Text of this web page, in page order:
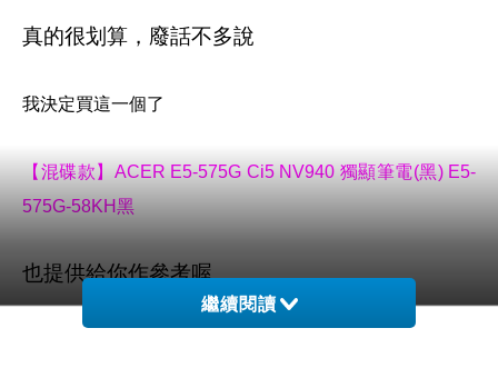
真的很划算，廢話不多說
我決定買這一個了
【混碟款】ACER E5-575G Ci5 NV940 獨顯筆電(黑) E5-
575G-58KH黑
也提供給你作參考喔
繼續閱讀